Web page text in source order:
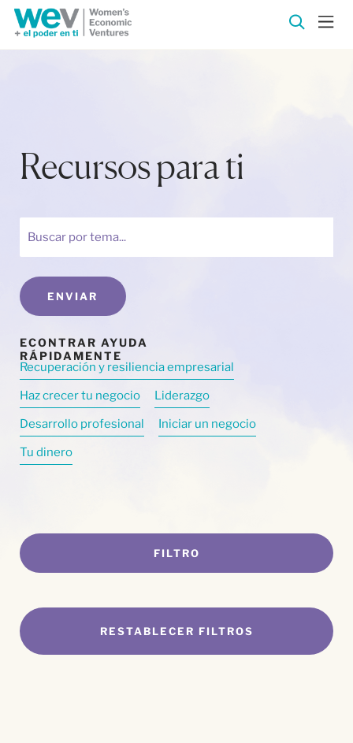
Recursos para ti
ENVIAR
Recuperación y resiliencia empresarial
Haz crecer tu negocio
Liderazgo
Desarrollo profesional
Iniciar un negocio
Tu dinero
FILTRO
RESTABLECER FILTROS